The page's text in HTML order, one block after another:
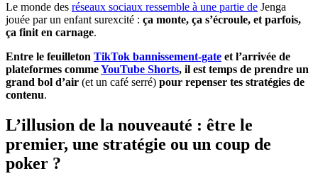
Le monde des réseaux sociaux ressemble à une partie de Jenga
jouée par un enfant surexcité : ça monte, ça s’écroule, et parfois,
ça finit en carnage.
Entre le feuilleton TikTok bannissement-gate et l’arrivée de
plateformes commeYouTube Shorts, il est temps de prendre un
grand bol d’air (et un café serré) pour repenser tes stratégies de
contenu.
L’illusion de la nouveauté : être le
premier, une stratégie ou un coup de
poker ?